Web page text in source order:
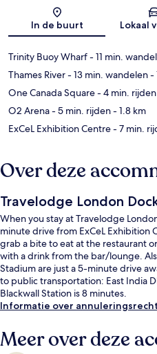
In de buurt Lokaal
Trinity Buoy Wharf- 11 min.
Thames River- 13 min. wandelen-
One Canada Square- 4 min. rijden
O2 Arena- 5 min. rijden- 1.8 km
ExCeL Exhibition Centre- 7 min.
Over deze
Travelodge London
When you stay at Travelodge
minute drive from ExCeL Exhibition
grab a bite to eat at the restaurant
with a drink from the bar/lounge.
Stadium are just a 5-minute drive
to public transportation: East India
Blackwall Station is 8 minutes.
Informatie over
Meer over deze